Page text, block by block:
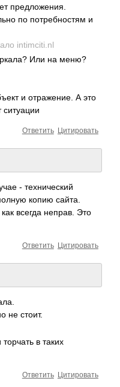
предложения.
по потребностям и
intimciti.nl
Или на меню?
и отражение. А это
ситуации
Цитировать
Ответить
- технический
копию сайта.
всегда неправ. Это
Цитировать
Ответить
не стоит.
в таких
Цитировать
Ответить